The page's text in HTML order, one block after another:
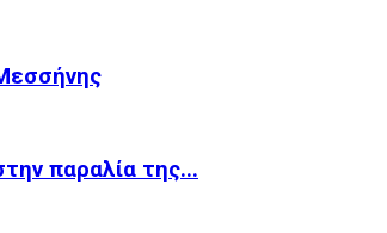
παραλία της...